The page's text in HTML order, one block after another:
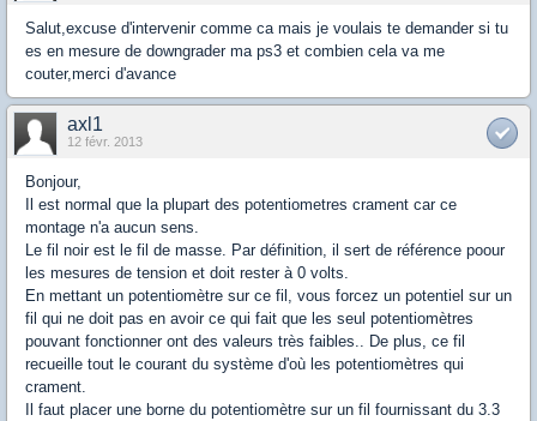
Salut,excuse d'intervenir comme ca mais je voulais te demander si tu
es en mesure de downgrader ma ps3 et combien cela va me
couter,merci d'avance
axl1
12 févr. 2013
Bonjour,
Il est normal que la plupart des potentiometres crament car ce
montage n'a aucun sens.
Le fil noir est le fil de masse. Par définition, il sert de référence poour
les mesures de tension et doit rester à 0 volts.
En mettant un potentiomètre sur ce fil, vous forcez un potentiel sur un
fil qui ne doit pas en avoir ce qui fait que les seul potentiomètres
pouvant fonctionner ont des valeurs très faibles.. De plus, ce fil
recueille tout le courant du système d'où les potentiomètres qui
crament.
Il faut placer une borne du potentiomètre sur un fil fournissant du 3.3